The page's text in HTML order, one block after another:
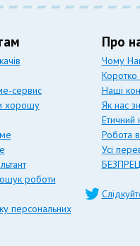
сервис
хорошу
роботи
персональних
Про
Чому
Коротко
Наші
Як нас
Етичний
Робота
Усі